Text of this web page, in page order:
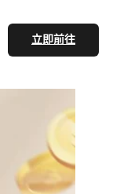
立即前往